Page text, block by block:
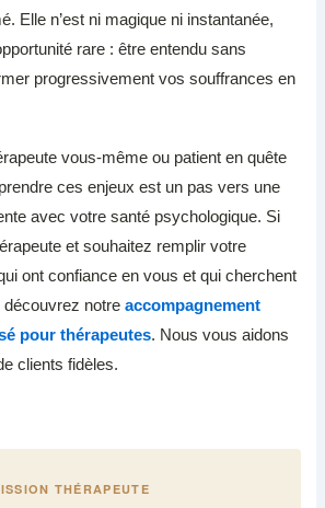
Elle n’est ni magique ni instantanée,
rare : être entendu sans
progressivement vos souffrances en
vous-même ou patient en quête
ces enjeux est un pas vers une
avec votre santé psychologique. Si
et souhaitez remplir votre
ont confiance en vous et qui cherchent
découvrez notreaccompagnement
pour thérapeutes. Nous vous aidons
clients fidèles.
THÉRAPEUTE